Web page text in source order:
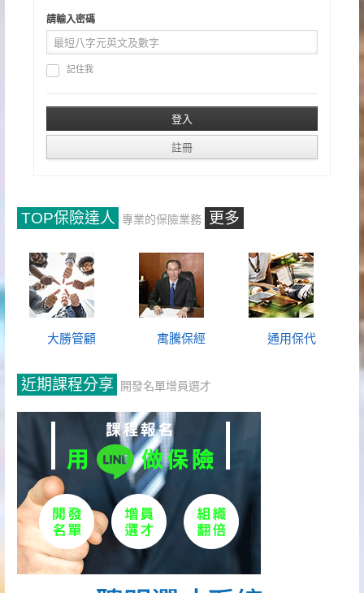
請輸入密碼
記住我
TOP保險達人 專業的保險業務 更多
大勝管顧 寓騰保經 通用保代
近期課程分享 開發名單增員選才